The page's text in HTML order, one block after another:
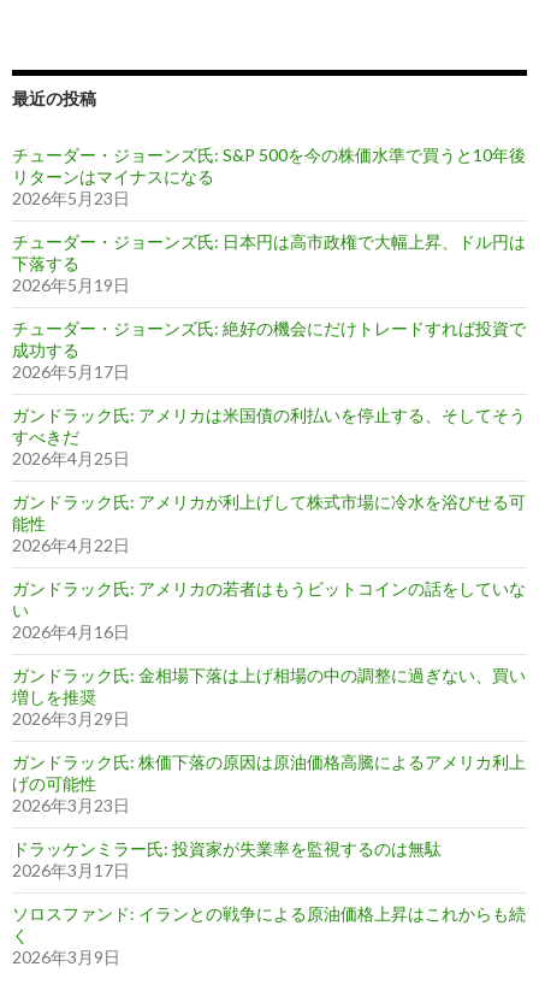
最近の投稿
チューダー・ジョーンズ氏: S&P 500を今の株価水準で買うと10年後
リターンはマイナスになる
2026年5月23日
チューダー・ジョーンズ氏: 日本円は高市政権で大幅上昇、ドル円は
下落する
2026年5月19日
チューダー・ジョーンズ氏: 絶好の機会にだけトレードすれば投資で
成功する
2026年5月17日
ガンドラック氏: アメリカは米国債の利払いを停止する、そしてそう
すべきだ
2026年4月25日
ガンドラック氏: アメリカが利上げして株式市場に冷水を浴びせる可
能性
2026年4月22日
ガンドラック氏: アメリカの若者はもうビットコインの話をしていな
い
2026年4月16日
ガンドラック氏: 金相場下落は上げ相場の中の調整に過ぎない、買い
増しを推奨
2026年3月29日
ガンドラック氏: 株価下落の原因は原油価格高騰によるアメリカ利上
げの可能性
2026年3月23日
ドラッケンミラー氏: 投資家が失業率を監視するのは無駄
2026年3月17日
ソロスファンド: イランとの戦争による原油価格上昇はこれからも続
く
2026年3月9日